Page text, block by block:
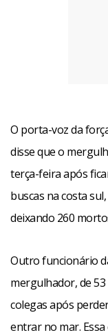
O porta-voz da
disse que o
terça-feira após
buscas na costa
deixando 260
Outro funcionário
mergulhador, de
colegas após
entrar no mar.